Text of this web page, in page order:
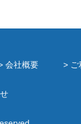
会社概要 > ご